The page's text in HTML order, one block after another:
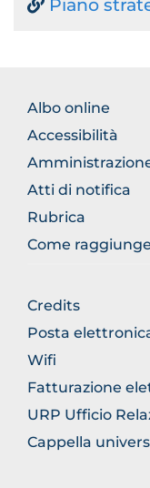
Piano
FOOTER
NORMATIVA
Albo online
Accessibilità
Atti di notifica
Rubrica
Come
FOOTER
GENERICO
Credits
Posta
Wifi
Fatturazione
URP Ufficio
Cappella